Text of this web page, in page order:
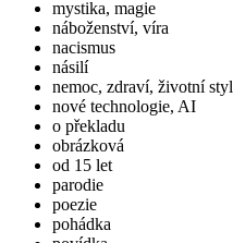
mystika, magie
náboženství, víra
nacismus
násilí
nemoc, zdraví, životní styl
nové technologie, AI
o překladu
obrázková
od 15 let
parodie
poezie
pohádka